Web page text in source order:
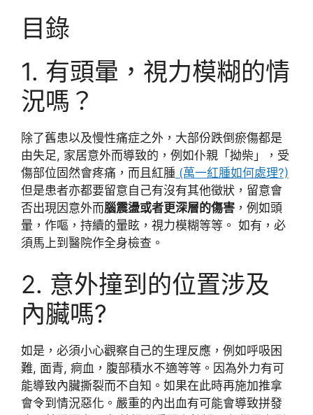
目錄
1. 有頭暈，視力模糊的情
況嗎？
除了舊患以及慢性痛症之外，大部份跌倒瘀傷都是
由失足, 家居意外而導致的，例如仆親「拗柴」，受
傷部位固然會疼痛，而且紅腫 (萬一紅腫如何處理?)
但是患者亦都要留意自己有沒有其他徵狀，留意會
否出現因意外而腦震盪或者更深層的傷害 ，例如頭
暈，作嘔，持續的暈眩，視力模糊等等。 如有，必
須馬上到醫院作全身檢查。
2. 意外撞到的位置涉及
內臟嗎?
如是，必須小心觀察自己的生理反應，例如呼吸困
難, 面青, 痾血，腹部積水不適等等。因為外力有可
能導致內臟撕裂而不自知。如果在此時再施加推拿
會令到情況惡化。嚴重的內出血有可能會導致拼發